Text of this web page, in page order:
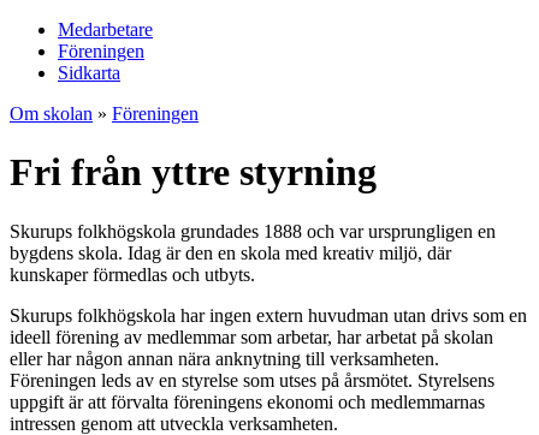
Medarbetare
Föreningen
Sidkarta
Om skolan » Föreningen
Fri från yttre styrning
Skurups folkhögskola grundades 1888 och var ursprungligen en
bygdens skola. Idag är den en skola med kreativ miljö, där
kunskaper förmedlas och utbyts.
Skurups folkhögskola har ingen extern huvudman utan drivs som en
ideell förening av medlemmar som arbetar, har arbetat på skolan
eller har någon annan nära anknytning till verksamheten.
Föreningen leds av en styrelse som utses på årsmötet. Styrelsens
uppgift är att förvalta föreningens ekonomi och medlemmarnas
intressen genom att utveckla verksamheten.